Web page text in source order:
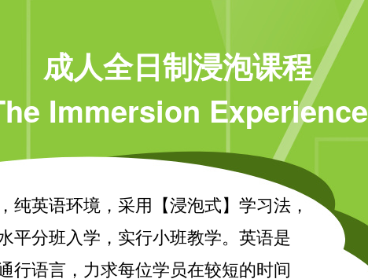
成人全日制浸泡课程
Immersion Experience
纯英语环境，采用【浸泡式】学习法，
平分班入学，实行小班教学。英语是
行语言，力求每位学员在较短的时间